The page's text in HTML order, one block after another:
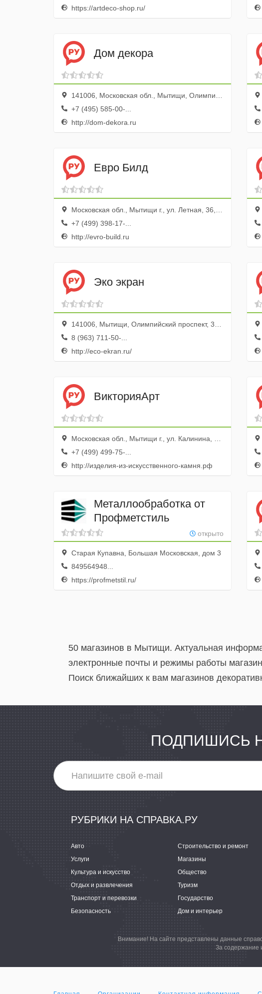
https://artdeco-shop.ru/
Дом декора
141006, Московская обл., Мытищи, Олимпийский просп., 29, корп.1, стр. 1, ТЦ Формат
+7 (495) 585-00-...
http://dom-dekora.ru
Евро Билд
Московская обл., Мытищи г., ул. Летная, 36, корп.1
+7 (499) 398-17-...
http://evro-build.ru
Эко экран
141006, Мытищи, Олимпийский проспект, 32, к. 2, оф. 43
8 (963) 711-50-...
http://eco-ekran.ru/
ВикторияАрт
Московская обл., Мытищи г., ул. Калинина, вл. 6
+7 (499) 499-75-...
http://изделия-из-искусственного-камня.рф
Металлообработка от
Профметстиль
открыто
Старая Купавна, Большая Московская, дом 3
849564948...
https://profmetstil.ru/
50 магазинов в Мытищи. Актуальная
электронные почты и режимы работы
Поиск ближайших к вам магазинов
ПОДПИШИСЬ
РУБРИКИ НА СПРАВКА.РУ
Авто Строительство и ремонт
Услуги
Магазины
Культура и искусство
Общество
Отдых и развлечения
Туризм
Транспорт и перевозки
Государство
Безопасность
Дом и интерьер
Внимание! На сайте представлены данные
За содержание